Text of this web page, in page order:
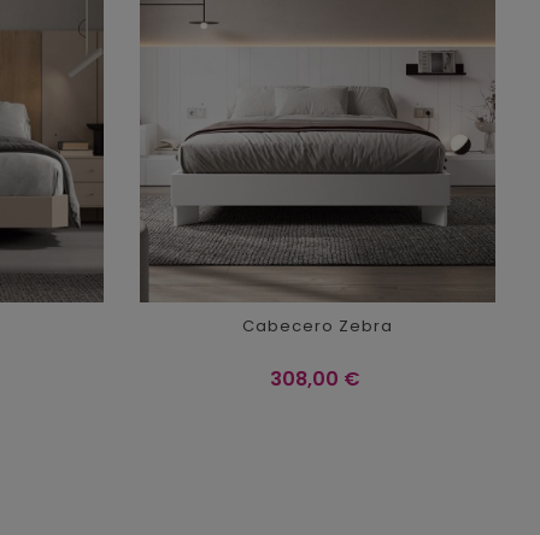
Cabecero Zebra
Precio
308,00 €